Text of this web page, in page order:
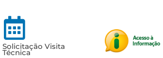
Solicitação Visita
Técnica